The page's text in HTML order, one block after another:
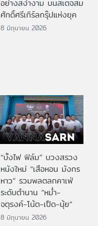
อย่างสง่างาม บนสเตจสม
ศักดิ์ศรีเกิร์ลกรุ๊ปแห่งยุค
8 มิถุนายน 2026
“บั้งไฟ ฟิล์ม” บวงสรวง
หนังใหม่ “เสือหอน มังกร
หาว” รวมพลตลกคาเฟ่
ระดับตำนาน “หม่ำ-
จตุรงค์-โน้ต-เป็ด-นุ้ย”
8 มิถุนายน 2026